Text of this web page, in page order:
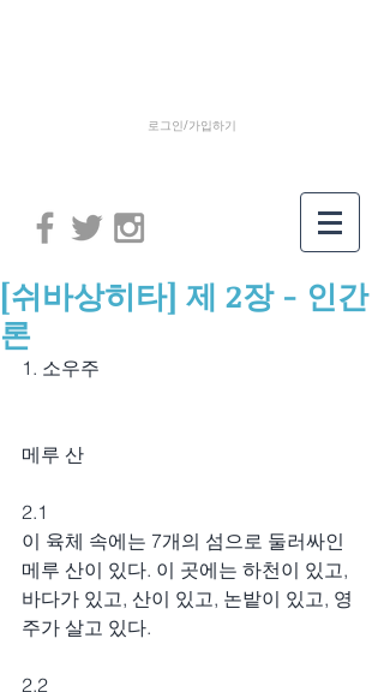
로그인/가입하기
[쉬바상히타] 제 2장 - 인간
론
1. 소우주
메루 산
2.1
이 육체 속에는 7개의 섬으로 둘러싸인
메루 산이 있다. 이 곳에는 하천이 있고,
바다가 있고, 산이 있고, 논밭이 있고, 영
주가 살고 있다.
2.2